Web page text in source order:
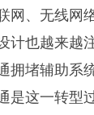
网、无线网
计也越来越
拥堵辅助系
是这一转型